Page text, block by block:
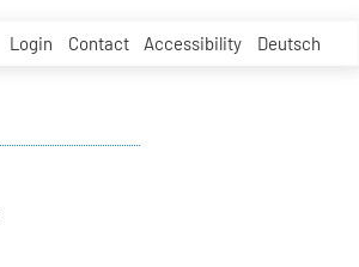
Login Contact Accessibility Deutsch